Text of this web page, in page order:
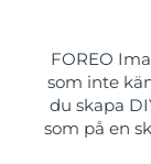
FOREO
som inte
du skapa
som på en